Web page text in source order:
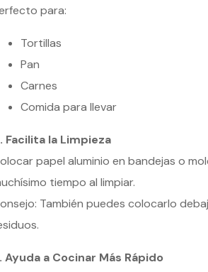
para:
Tortillas
Pan
Carnes
Comida para llevar
Facilita la Limpieza
papel aluminio en bandejas o
tiempo al limpiar.
También puedes colocarlo
Ayuda a Cocinar Más Rápido